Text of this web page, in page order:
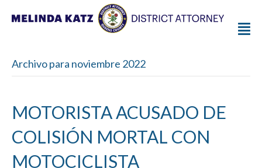
Archivo para noviembre 2022
MOTORISTA ACUSADO DE
COLISIÓN MORTAL CON
MOTOCICLISTA